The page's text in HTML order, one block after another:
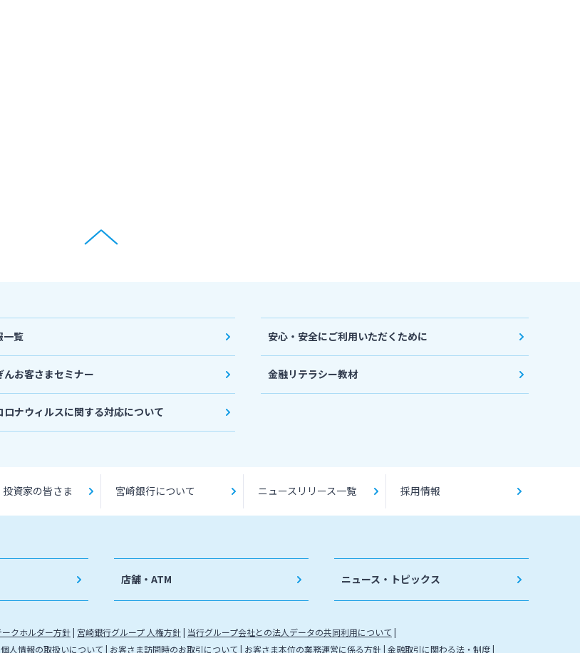
一覧
んお客さまセミナー
ロナウィルスに関する対応について
安心・安全にご利用いただくために
金融リテラシー教材
資家の皆さま 宮崎銀行について ニュースリリース一覧 採用情報
店舗・ATM ニュース・トピックス
クホルダー方針 宮崎銀行グループ 人権方針 当行グループ会社との法人データの共同利用について
人情報の取扱いについて お客さま訪問時のお取引について お客さま本位の業務運営に係る方針 金融取引に関わる法・制度